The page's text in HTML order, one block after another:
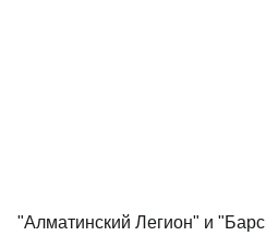
"Алматинский Легион" и